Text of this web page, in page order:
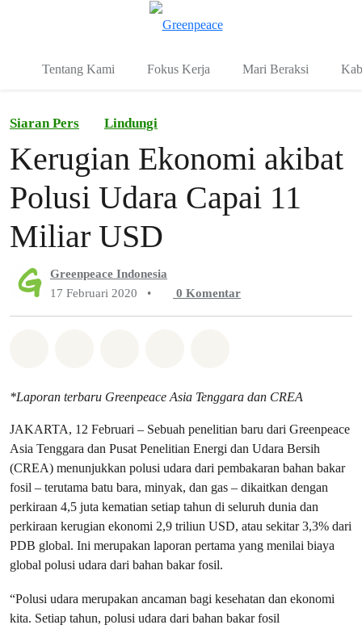
Tentang Kami Fokus Kerja Mari Beraksi
Siaran Pers Lindungi
Kerugian Ekonomi akibat
Polusi Udara Capai 11
Miliar USD
Greenpeace Indonesia
17 Februari 2020
• 0 Komentar
*Laporan terbaru Greenpeace Asia Tenggara dan CREA
JAKARTA, 12 Februari – Sebuah penelitian baru dari Greenpeace
Asia Tenggara dan Pusat Penelitian Energi dan Udara Bersih
(CREA) menunjukkan polusi udara dari pembakaran bahan bakar
fosil – terutama batu bara, minyak, dan gas – dikaitkan dengan
perkiraan 4,5 juta kematian setiap tahun di seluruh dunia dan
perkiraan kerugian ekonomi 2,9 triliun USD, atau sekitar 3,3% dari
PDB global. Ini merupakan laporan pertama yang menilai biaya
global polusi udara dari bahan bakar fosil.
“Polusi udara merupakan ancaman bagi kesehatan dan ekonomi
kita. Setiap tahun, polusi udara dari bahan bakar fosil